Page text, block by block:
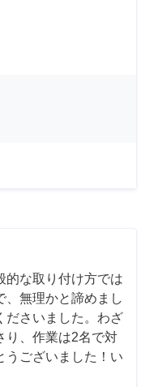
的な取り付け方では
、無理かと諦めまし
ださいました。わざ
り、作業は2名で対
うございました！い